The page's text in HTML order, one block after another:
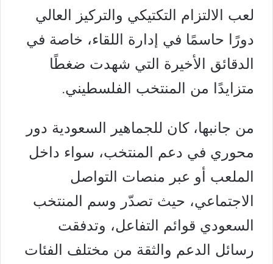
لعب الالتزام التكتيكي والتركيز العالي
دورًا حاسمًا في إدارة اللقاء، خاصة في
الدقائق الأخيرة التي شهدت ضغطًا
متزايدًا من المنتخب الفلسطيني.
من جانبها، كان للجماهير السعودية دور
محوري في دعم المنتخب، سواء داخل
الملعب أو عبر منصات التواصل
الاجتماعي، حيث تصدّر وسم المنتخب
السعودي قوائم التفاعل، وتدفقت
رسائل الدعم والثقة من مختلف الفئات